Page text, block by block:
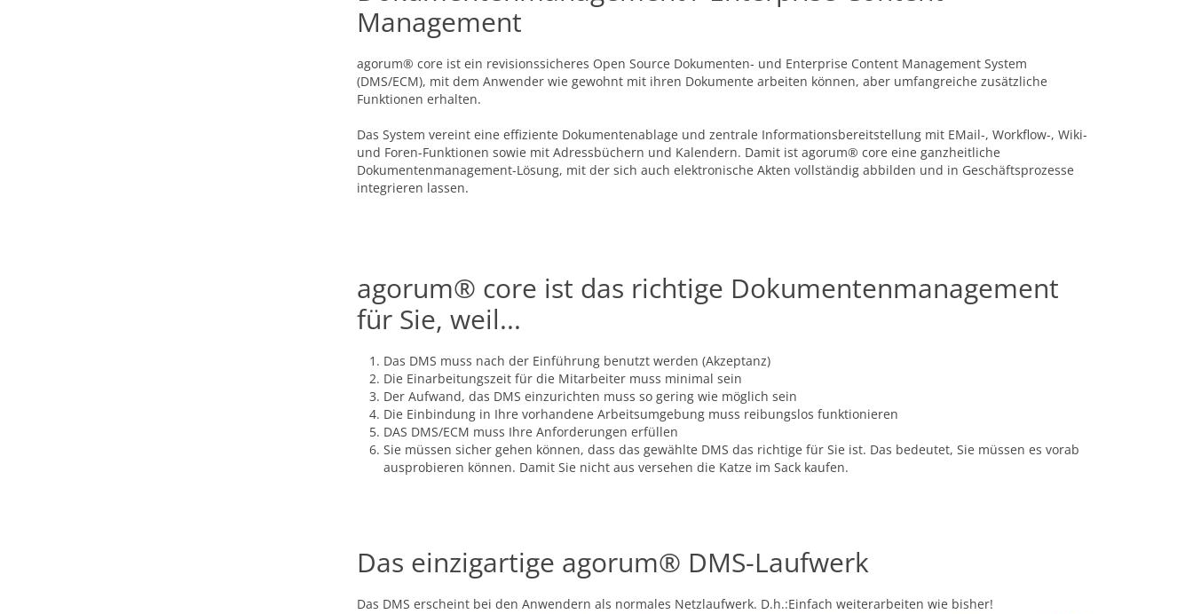
Management
agorum® core ist ein revisionssicheres Open Source Dokumenten- und Enterprise Content Management System
(DMS/ECM), mit dem Anwender wie gewohnt mit ihren Dokumente arbeiten können, aber umfangreiche zusätzliche
Funktionen erhalten.
Das System vereint eine effiziente Dokumentenablage und zentrale Informationsbereitstellung mit EMail-, Workflow-, Wiki-
und Foren-Funktionen sowie mit Adressbüchern und Kalendern. Damit ist agorum® core eine ganzheitliche
Dokumentenmanagement-Lösung, mit der sich auch elektronische Akten vollständig abbilden und in Geschäftsprozesse
integrieren lassen.
agorum® core ist das richtige Dokumentenmanagement
für Sie, weil...
Das DMS muss nach der Einführung benutzt werden (Akzeptanz)
Die Einarbeitungszeit für die Mitarbeiter muss minimal sein
Der Aufwand, das DMS einzurichten muss so gering wie möglich sein
Die Einbindung in Ihre vorhandene Arbeitsumgebung muss reibungslos funktionieren
DAS DMS/ECM muss Ihre Anforderungen erfüllen
Sie müssen sicher gehen können, dass das gewählte DMS das richtige für Sie ist. Das bedeutet, Sie müssen es vorab
ausprobieren können. Damit Sie nicht aus versehen die Katze im Sack kaufen.
Das einzigartige agorum® DMS-Laufwerk
Das DMS erscheint bei den Anwendern als normales Netzlaufwerk. D.h.:Einfach weiterarbeiten wie bisher!